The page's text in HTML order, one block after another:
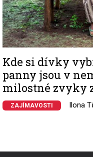
Kde si dívky
panny jsou v
milostné zvyky
ZAJÍMAVOSTI Ilona